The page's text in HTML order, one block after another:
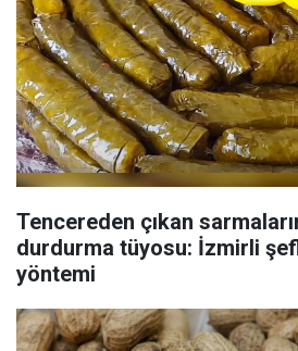
Tencereden çıkan
durdurma tüyosu: İzmirli
yöntemi